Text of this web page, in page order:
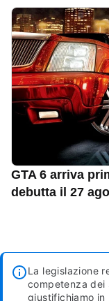
GTA 6 arriva
debutta il 27
La legislazione
competenza dei
giustifichiamo in